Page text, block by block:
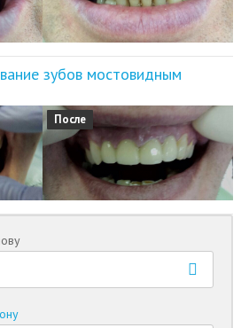
зубов мостовидным
После